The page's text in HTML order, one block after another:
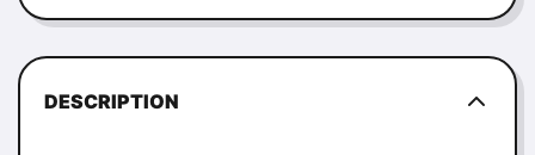
DESCRIPTION